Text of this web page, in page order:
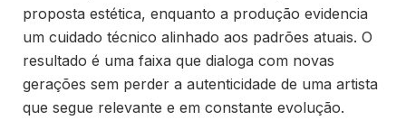
proposta estética, enquanto a produção evidencia
um cuidado técnico alinhado aos padrões atuais. O
resultado é uma faixa que dialoga com novas
gerações sem perder a autenticidade de uma artista
que segue relevante e em constante evolução.